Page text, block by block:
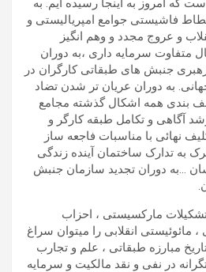
که امروز به اینجا رسیده ایم. به
فاشیستی جوامع امپریالیستی و
و عروج مجدد و وهم انگیز
متفاوت سرمایه داری ،به دوران
جنبش های طبقاتی کارگران در
به دوران عریان تر شدن تضاد
بندی همه اشکال گذشته مجامع
آگاهی و تکامل طبقه کارگر و
نهائی با مناسبات فاجعه ساز
به تدارک ساختمان آینده زندگی
…به دوران تجدید سازمان جنبش
مارکسیستی ، احزاب
انقلابی را میتوان سراغ
مبارزه طبقاتی ، علم و تجارب
در نفی و نقد مالکیت و سرمایه